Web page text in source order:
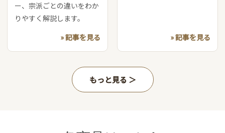
ー、宗派ごとの違いをわか
りやすく解説します。
» 記事を見る
» 記事を見る
もっと見る